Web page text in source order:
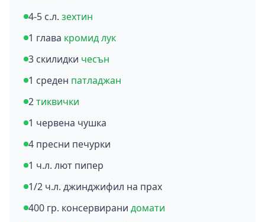
4-5 с.л. зехтин
1 глава кромид лук
3 скилидки чесън
1 среден патладжан
2тиквички
1 червена чушка
4 пресни печурки
1 ч.л. лют пипер
1/2 ч.л. джинджифил на прах
400 гр. консервирани домати